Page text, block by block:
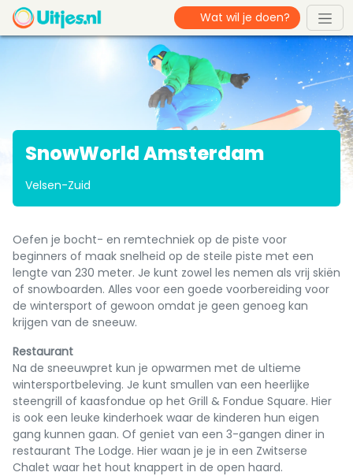
SnowWorld Amsterdam
Velsen-Zuid
Oefen je bocht- en remtechniek op de piste voor
beginners of maak snelheid op de steile piste met een
lengte van 230 meter. Je kunt zowel les nemen als vrij skiën
of snowboarden. Alles voor een goede voorbereiding voor
de wintersport of gewoon omdat je geen genoeg kan
krijgen van de sneeuw.
Restaurant
Na de sneeuwpret kun je opwarmen met de ultieme
wintersportbeleving. Je kunt smullen van een heerlijke
steengrill of kaasfondue op het Grill & Fondue Square. Hier
is ook een leuke kinderhoek waar de kinderen hun eigen
gang kunnen gaan. Of geniet van een 3-gangen diner in
restaurant The Lodge. Hier waan je je in een Zwitserse
Chalet waar het hout knappert in de open haard.